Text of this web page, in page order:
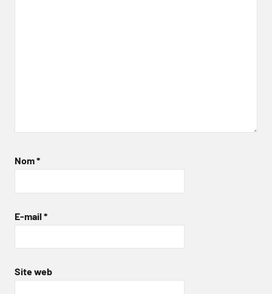
Nom*
E-mail *
Site web